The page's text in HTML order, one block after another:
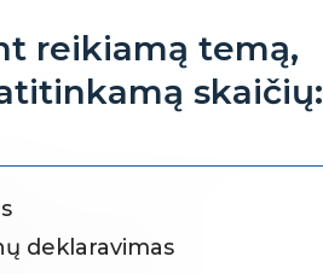
reikiamą temą,
skaičių:
deklaravimas